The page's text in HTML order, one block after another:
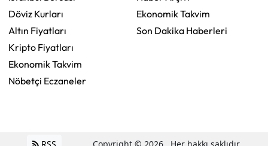
Döviz Kurları
Altın Fiyatları
Kripto Fiyatları
Ekonomik Takvim
Nöbetçi Eczaneler
Ekonomik Takvim
Son Dakika Haberleri